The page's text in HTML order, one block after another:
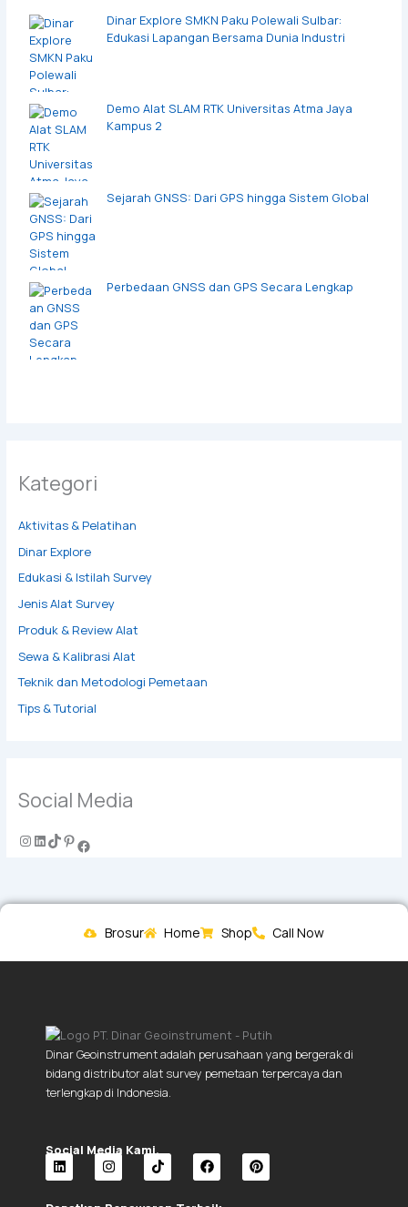
Dinar Explore SMKN Paku Polewali Sulbar:
Edukasi Lapangan Bersama Dunia Industri
Demo Alat SLAM RTK Universitas Atma Jaya
Kampus 2
Sejarah GNSS: Dari GPS hingga Sistem Global
Perbedaan GNSS dan GPS Secara Lengkap
Kategori
Aktivitas & Pelatihan
Dinar Explore
Edukasi & Istilah Survey
Jenis Alat Survey
Produk & Review Alat
Sewa & Kalibrasi Alat
Teknik dan Metodologi Pemetaan
Tips & Tutorial
Social Media
Brosur Home Shop Call Now
Dinar Geoinstrument adalah perusahaan yang bergerak di
bidang distributor alat survey pemetaan terpercaya dan
terlengkap di Indonesia.
Social Media Kami.
L I
n
T F
a
P